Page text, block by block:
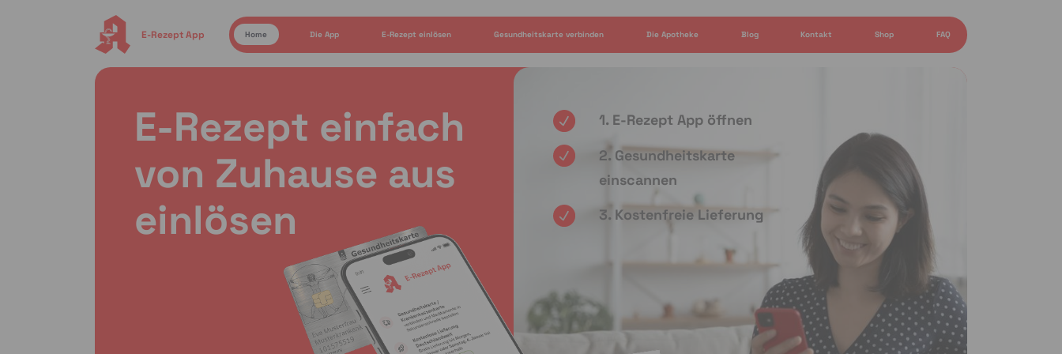
E-Rezept App Home Die App E-Rezept einlösen Gesundheitskarte verbinden Die Apotheke Blog Kontakt Shop FAQ
E-Rezept einfach
von Zuhause aus
einlösen
1. E-Rezept App öffnen
2. Gesundheitskarte
einscannen
3. Kostenfreie Lieferung